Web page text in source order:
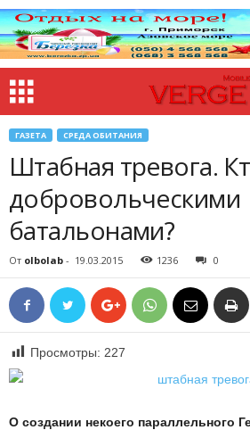
ГАЗЕТА СРЕДА ОБИТАНИЯ
Штабная тревога.
добровольческими
батальонами?
От olbolab - 19.03.2015 1236 0
Просмотры: 227
О создании некоего параллельного